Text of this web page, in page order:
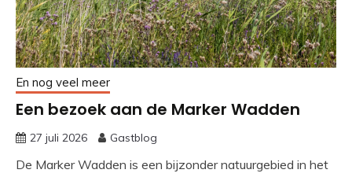
En nog veel meer
Een bezoek aan de Marker Wadden
27 juli 2026 Gastblog
De Marker Wadden is een bijzonder natuurgebied in het